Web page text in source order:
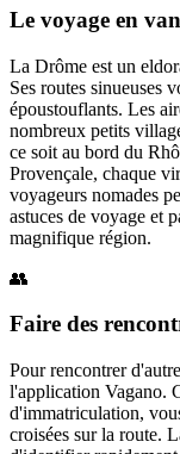
Le voyage en van
La Drôme est un
Ses routes sinueuses
époustouflants. Les
nombreux petits
ce soit au bord du
Provençale, chaque
voyageurs nomades
astuces de voyage et
magnifique région.
👥
Faire des
Pour rencontrer
l'application Vagano.
d'immatriculation,
croisées sur la route.